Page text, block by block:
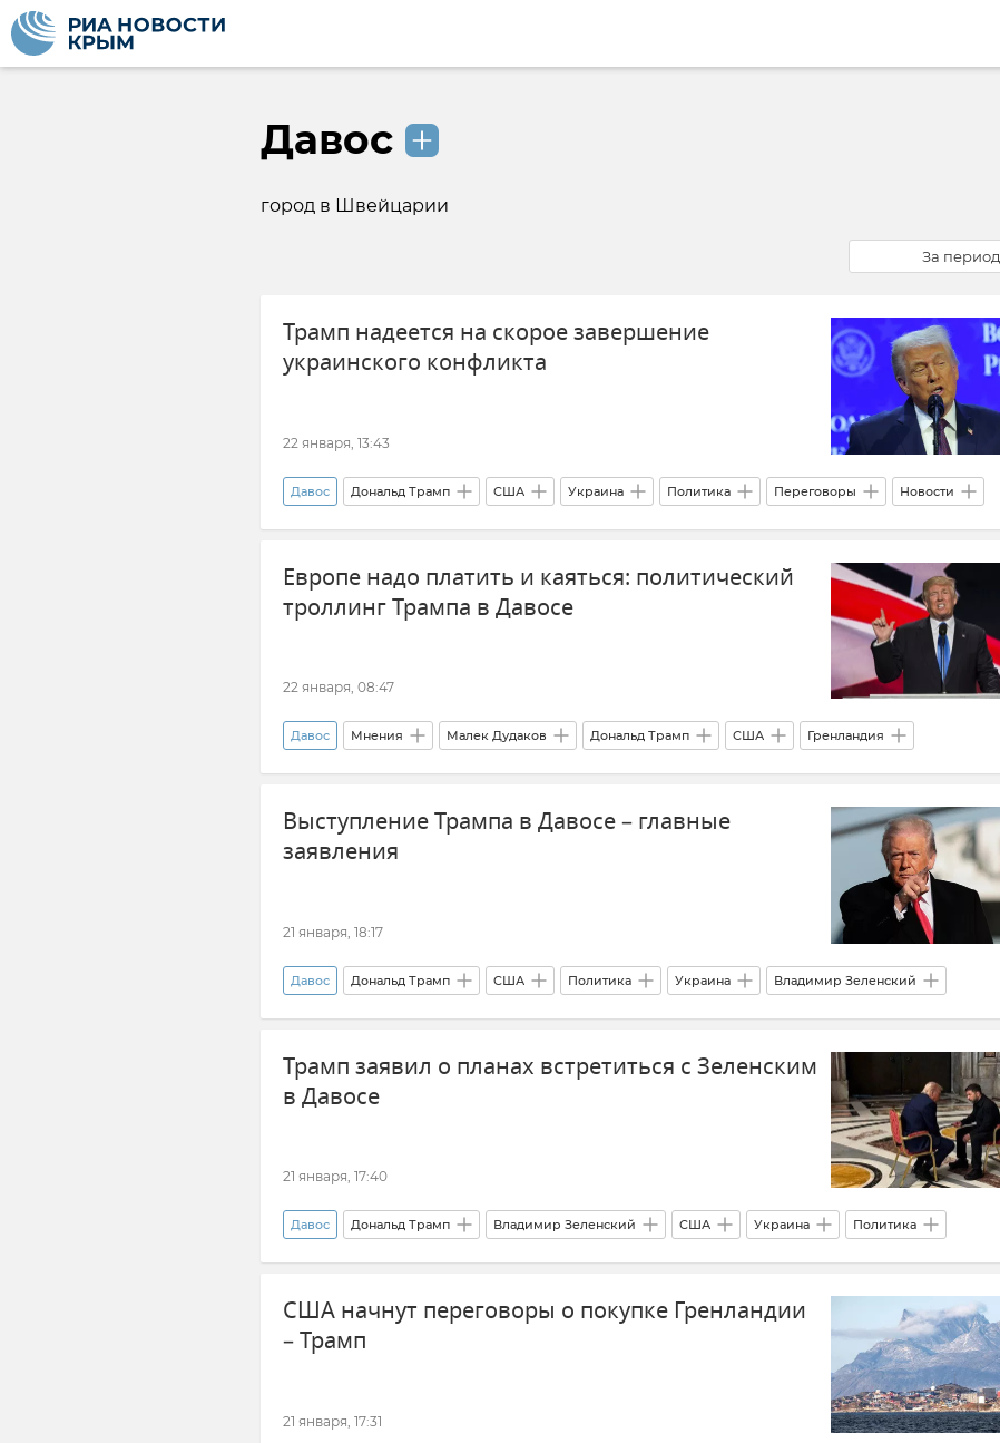
Давос
город в Швейцарии
За период
Трамп надеется на скорое завершение
украинского конфликта
22 января, 13:43
Давос Дональд Трамп США Украина Политика Переговоры Новости
Россия
Европе надо платить и каяться: политический
троллинг Трампа в Давосе
22 января, 08:47
Давос Мнения Малек Дудаков Дональд Трамп США Гренландия
Европа
Выступление Трампа в Давосе – главные
заявления
21 января, 18:17
Давос Дональд Трамп США Политика Украина Владимир Зеленский
Владимир Путин (политик) В мире Новости
Трамп заявил о планах встретиться с Зеленским
в Давосе
21 января, 17:40
Давос Дональд Трамп Владимир Зеленский США Украина Политика
США начнут переговоры о покупке Гренландии
– Трамп
21 января, 17:31